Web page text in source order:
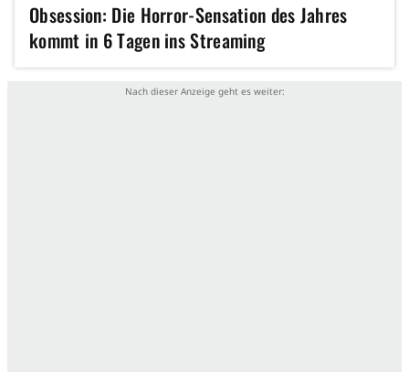
Obsession: Die Horror-Sensation des Jahres
kommt in 6 Tagen ins Streaming